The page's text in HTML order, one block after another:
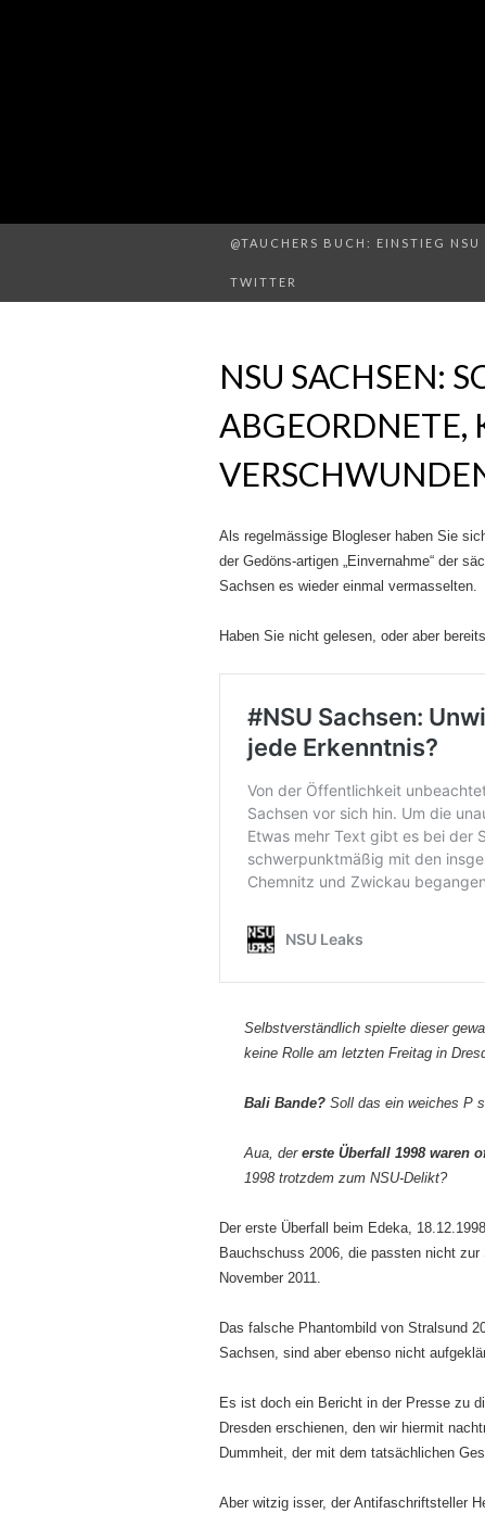
@TAUCHERS BUCH: EINSTIEG
TWITTER
NSU SACHSEN:
ABGEORDNETE,
Als regelmässige Blogleser haben Sie
der Gedöns-artigen „Einvernahme“ der
Sachsen es wieder einmal vermasselten.
Haben Sie nicht gelesen, oder aber
Selbstverständlich spielte dieser
keine Rolle am letzten Freitag in
Bali Bande? Soll das ein weiches P
Aua, der erste Überfall 1998 waren
1998 trotzdem zum NSU-Delikt?
Der erste Überfall beim Edeka,
Bauchschuss 2006, die passten nicht
November 2011.
Das falsche Phantombild von Stralsund
Sachsen, sind aber ebenso nicht
Es ist doch ein Bericht in der Presse zu
Dresden erschienen, den wir hiermit
Dummheit, der mit dem tatsächlichen
Aber witzig isser, der Antifaschriftsteller